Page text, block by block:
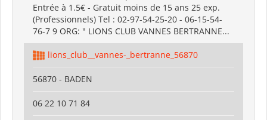
Entrée à 1.5€ - Gratuit moins de 15 ans 25 exp.
(Professionnels) Tel : 02-97-54-25-20 - 06-15-54-
76-7 9 ORG: " LIONS CLUB VANNES BERTRANNE...
lions_club__vannes-_bertranne_56870
56870 - BADEN
06 22 10 71 84